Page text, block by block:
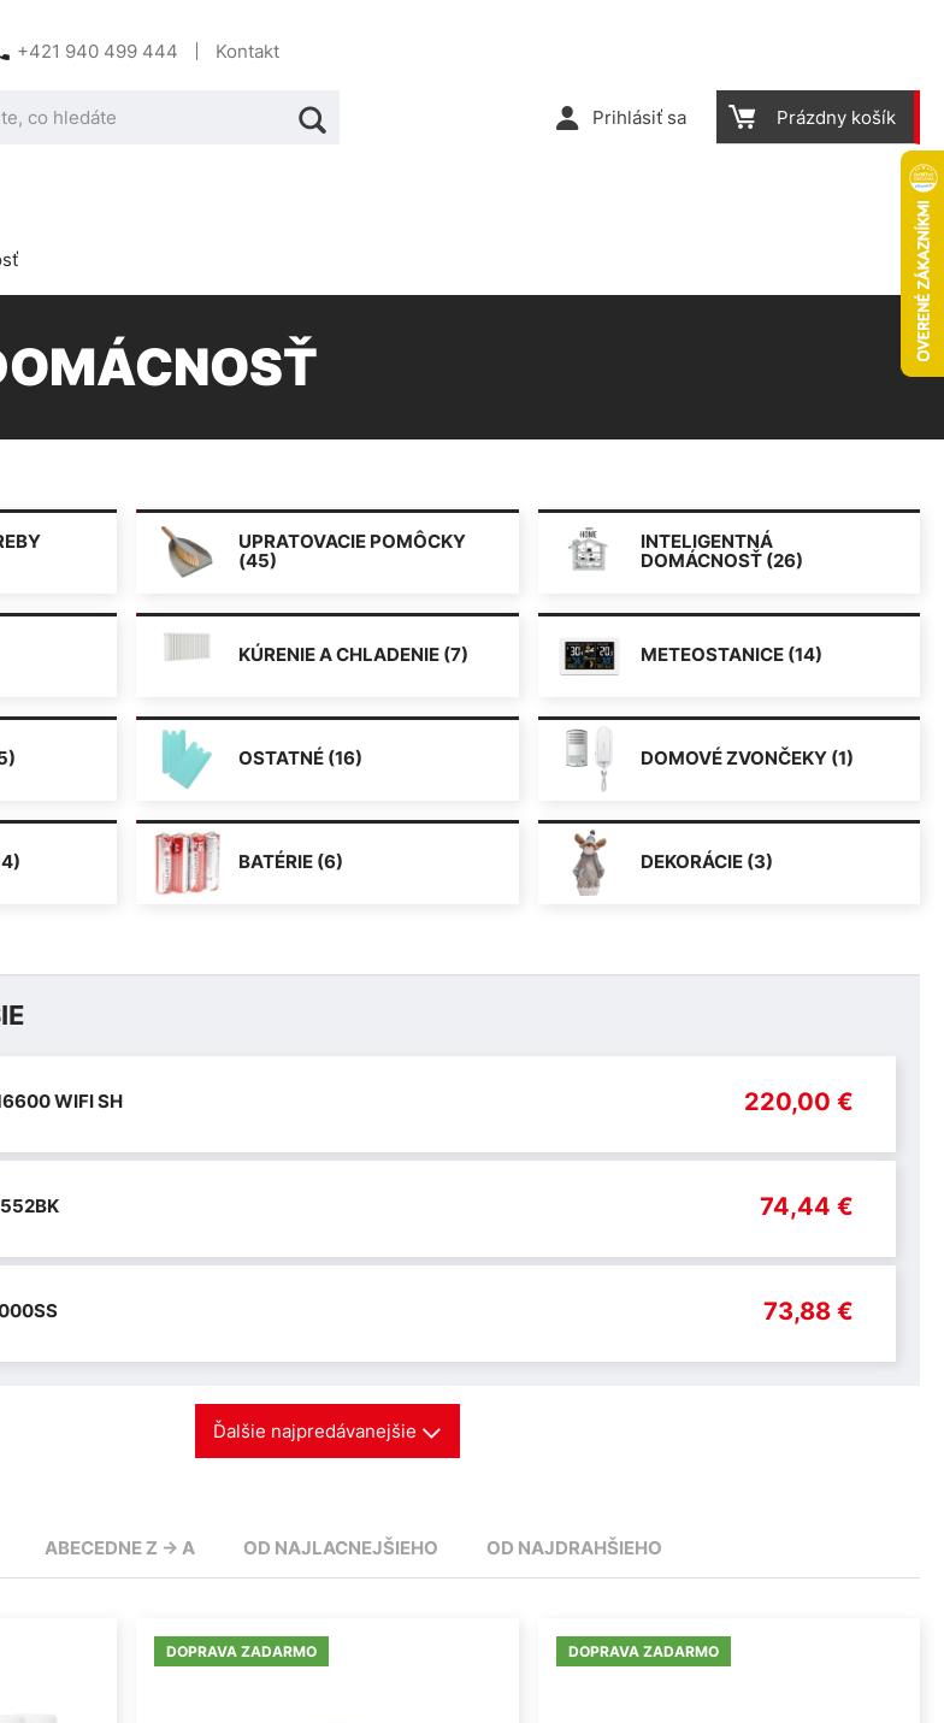
Prihlásiť sa Prázdny košík
+421 940 499 444 Kontakt
UPRATOVACIE POMÔCKY
(45)
INTELIGENTNÁ
DOMÁCNOSŤ (26)
KÚRENIE A CHLADENIE (7) METEOSTANICE (14)
OSTATNÉ (16) DOMOVÉ ZVONČEKY (1)
BATÉRIE (6) DEKORÁCIE (3)
WIFI SH 220,00 €
74,44 €
73,88 €
Ďalšie najpredávanejšie
ABECEDNE Z -> A OD NAJLACNEJŠIEHO OD NAJDRAHŠIEHO
DOPRAVA ZADARMO DOPRAVA ZADARMO